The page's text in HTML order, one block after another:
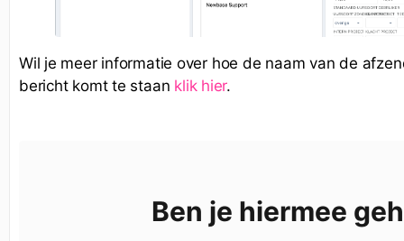
Wil je meer informatie over hoe de naam van de
bericht komt te staan klik hier.
Ben je hiermee